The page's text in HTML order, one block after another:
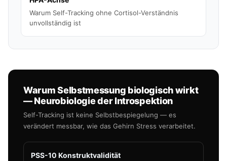
Warum Self-Tracking ohne Cortisol-Verständnis
unvollständig ist
Warum Selbstmessung biologisch wirkt
— Neurobiologie der Introspektion
Self-Tracking ist keine Selbstbespiegelung — es
verändert messbar, wie das Gehirn Stress verarbeitet.
PSS-10 Konstruktvalidität